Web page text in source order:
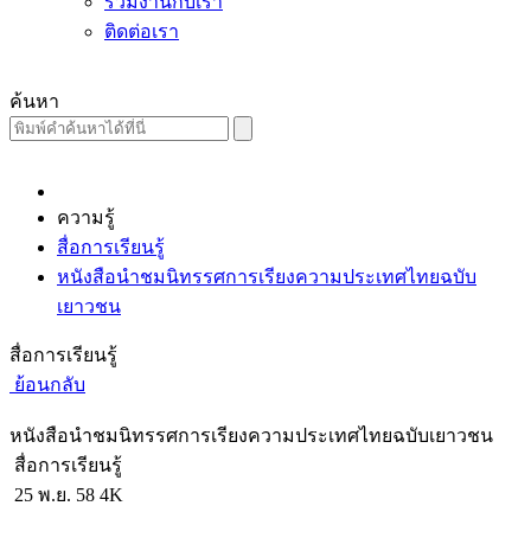
ติดต่อเรา
ค้นหา
ความรู้
สื่อการเรียนรู้
หนังสือนำชมนิทรรศการเรียงความประเทศไทยฉบับ
เยาวชน
สื่อการเรียนรู้
ย้อนกลับ
หนังสือนำชมนิทรรศการเรียงความประเทศไทยฉบับเยาวชน
สื่อการเรียนรู้
25 พ.ย. 58 4K